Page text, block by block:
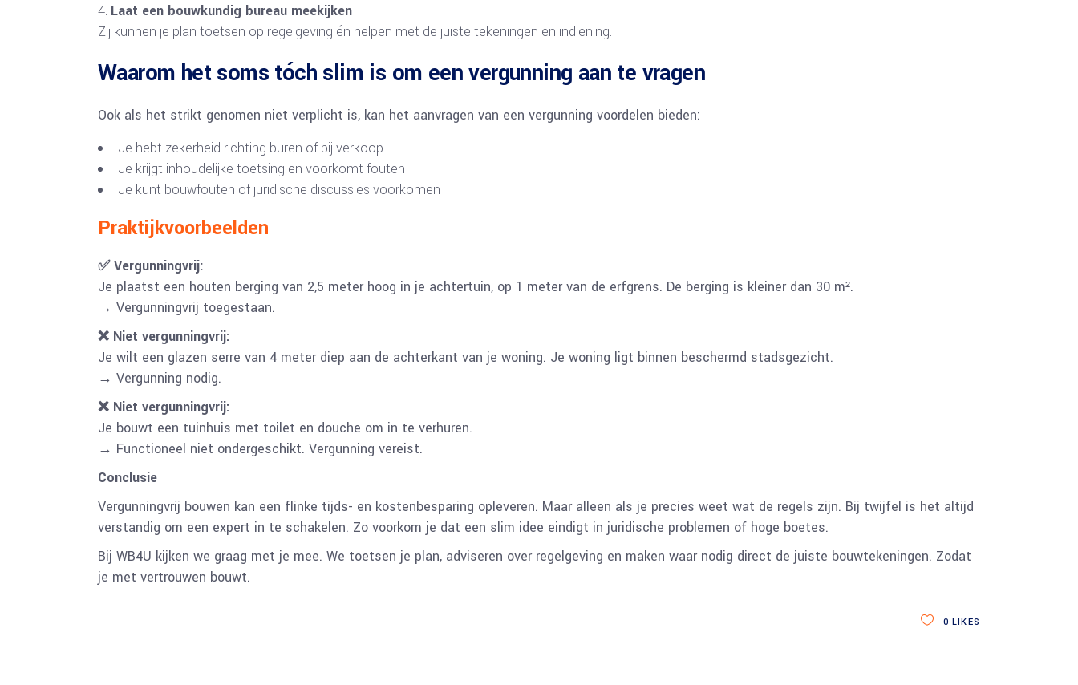
Laat een bouwkundig bureau meekijken
Zij kunnen je plan toetsen op regelgeving én helpen met de juiste tekeningen en indiening.
Waarom het soms tóch slim is om een vergunning aan te vragen
Ook als het strikt genomen niet verplicht is, kan het aanvragen van een vergunning voordelen bieden:
Je hebt zekerheid richting buren of bij verkoop
Je krijgt inhoudelijke toetsing en voorkomt fouten
Je kunt bouwfouten of juridische discussies voorkomen
Praktijkvoorbeelden
✅ Vergunningvrij:
Je plaatst een houten berging van 2,5 meter hoog in je achtertuin, op 1 meter van de erfgrens. De berging is kleiner dan 30 m².
→ Vergunningvrij toegestaan.
❌ Niet vergunningvrij:
Je wilt een glazen serre van 4 meter diep aan de achterkant van je woning. Je woning ligt binnen beschermd stadsgezicht.
→ Vergunning nodig.
❌ Niet vergunningvrij:
Je bouwt een tuinhuis met toilet en douche om in te verhuren.
→ Functioneel niet ondergeschikt. Vergunning vereist.
Conclusie
Vergunningvrij bouwen kan een flinke tijds- en kostenbesparing opleveren. Maar alleen als je precies weet wat de regels zijn. Bij twijfel is het altijd
verstandig om een expert in te schakelen. Zo voorkom je dat een slim idee eindigt in juridische problemen of hoge boetes.
Bij WB4U kijken we graag met je mee. We toetsen je plan, adviseren over regelgeving en maken waar nodig direct de juiste bouwtekeningen. Zodat
je met vertrouwen bouwt.
0 LIKES